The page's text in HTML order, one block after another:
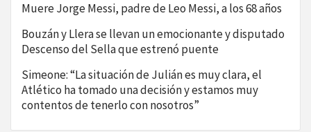
Muere Jorge Messi, padre de Leo Messi, a los 68 años
Bouzán y Llera se llevan un emocionante y disputado
Descenso del Sella que estrenó puente
Simeone: “La situación de Julián es muy clara, el
Atlético ha tomado una decisión y estamos muy
contentos de tenerlo con nosotros”